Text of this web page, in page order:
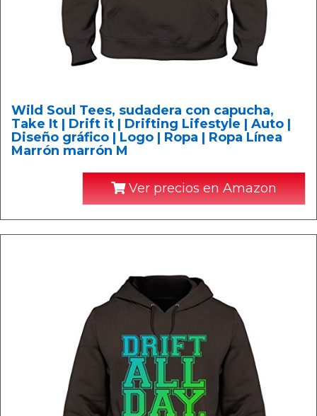
Wild Soul Tees, sudadera con capucha,
Take It | Drift it | Drifting Lifestyle | Auto |
Diseño gráfico | Logo | Ropa | Ropa Línea
Marrón marrón M
Ver precios en Amazon